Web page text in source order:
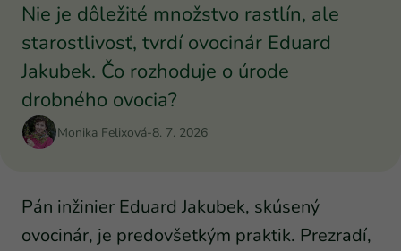
Nie je dôležité množstvo rastlín, ale
starostlivosť, tvrdí ovocinár Eduard
Jakubek. Čo rozhoduje o úrode
drobného ovocia?
Monika Felixová-8. 7. 2026
Pán inžinier Eduard Jakubek, skúsený
ovocinár, je predovšetkým praktik. Prezradí,